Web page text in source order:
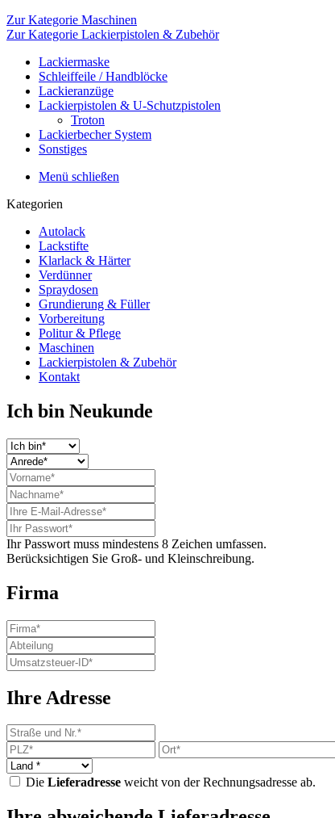
Zur Kategorie Maschinen
Zur Kategorie Lackierpistolen & Zubehör
Lackiermaske
Schleiffeile / Handblöcke
Lackieranzüge
Lackierpistolen & U-Schutzpistolen
Troton
Lackierbecher System
Sonstiges
Menü schließen
Kategorien
Autolack
Lackstifte
Klarlack & Härter
Verdünner
Spraydosen
Grundierung & Füller
Vorbereitung
Politur & Pflege
Maschinen
Lackierpistolen & Zubehör
Kontakt
Ich bin Neukunde
Ihr Passwort muss mindestens 8 Zeichen umfassen.
Berücksichtigen Sie Groß- und Kleinschreibung.
Firma
Ihre Adresse
Die Lieferadresse weicht von der Rechnungsadresse ab.